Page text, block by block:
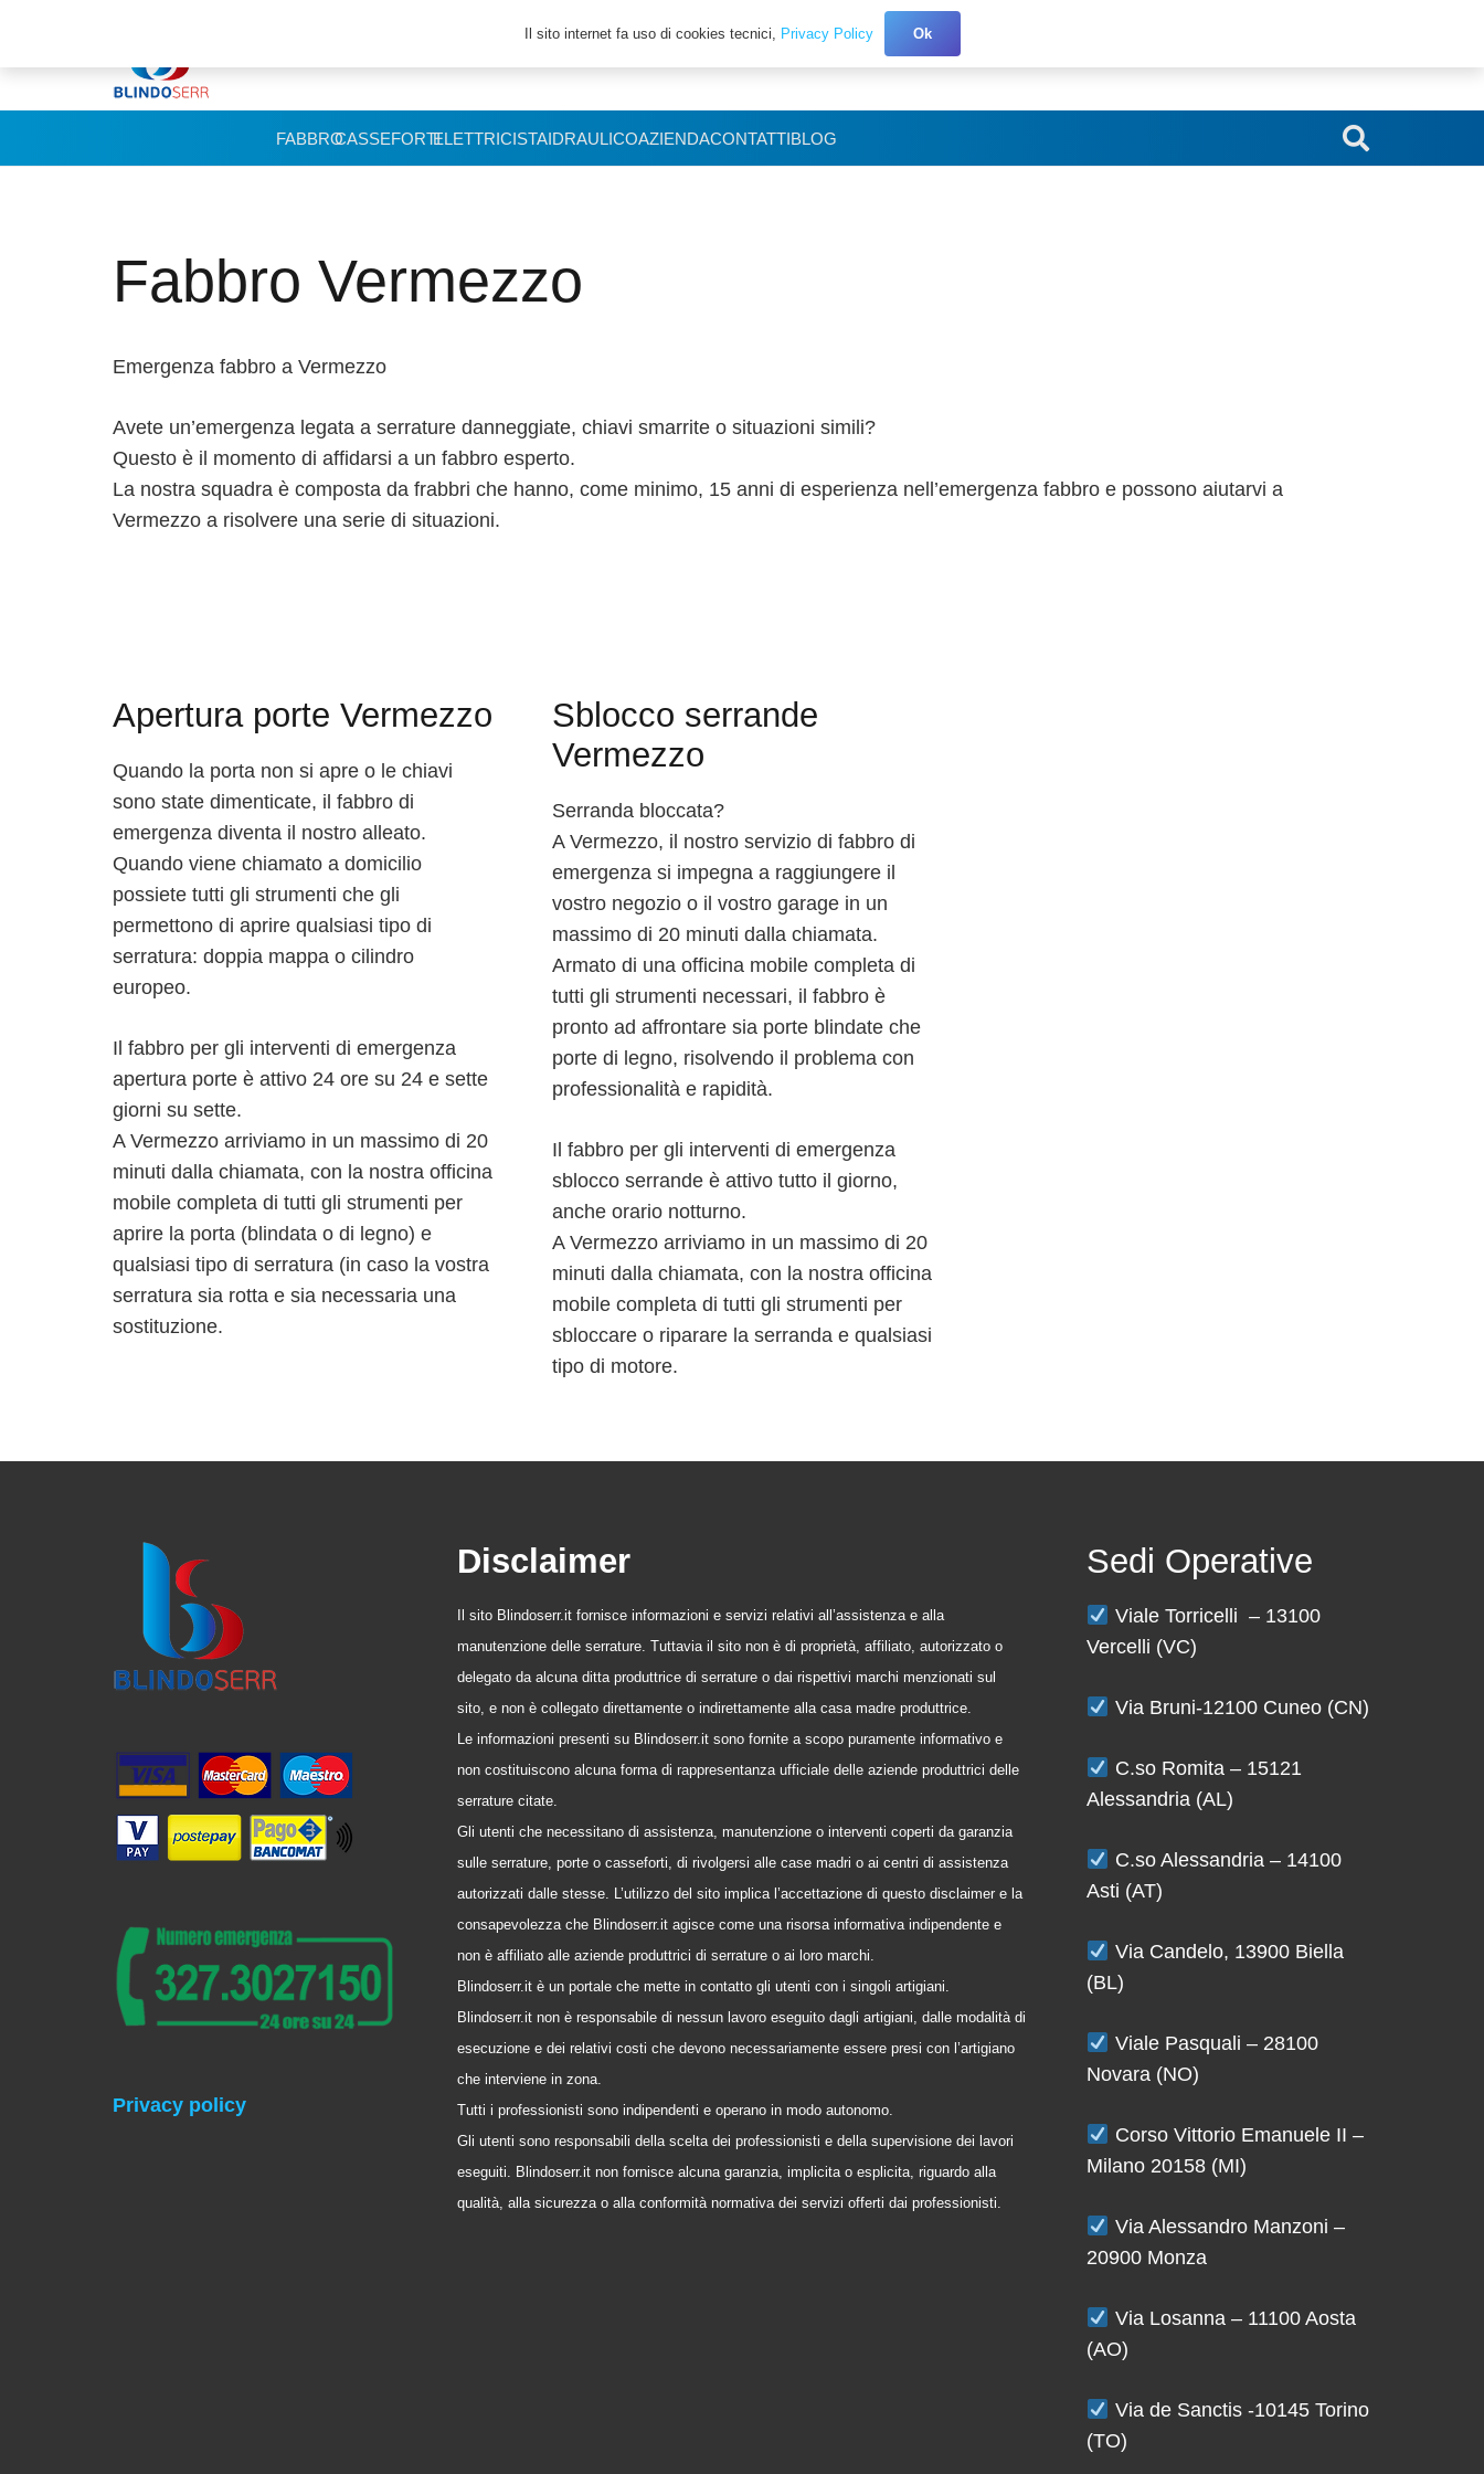
+39 327.3027150
FABBROCASSEFORTIELETTRICISTAIDRAULICOAZIENDACONTATTIBLOG
Fabbro Vermezzo
Emergenza fabbro a Vermezzo
Avete un’emergenza legata a serrature danneggiate, chiavi smarrite o situazioni simili?
Questo è il momento di affidarsi a un fabbro esperto.
La nostra squadra è composta da frabbri che hanno, come minimo, 15 anni di esperienza nell’emergenza fabbro e possono aiutarvi a
Vermezzo a risolvere una serie di situazioni.
Apertura porte Vermezzo
Quando la porta non si apre o le chiavi
sono state dimenticate, il fabbro di
emergenza diventa il nostro alleato.
Quando viene chiamato a domicilio
possiete tutti gli strumenti che gli
permettono di aprire qualsiasi tipo di
serratura: doppia mappa o cilindro
europeo.
Il fabbro per gli interventi di emergenza
apertura porte è attivo 24 ore su 24 e sette
giorni su sette.
A Vermezzo arriviamo in un massimo di 20
minuti dalla chiamata, con la nostra officina
mobile completa di tutti gli strumenti per
aprire la porta (blindata o di legno) e
qualsiasi tipo di serratura (in caso la vostra
serratura sia rotta e sia necessaria una
sostituzione.
Sblocco serrande
Vermezzo
Serranda bloccata?
A Vermezzo, il nostro servizio di fabbro di
emergenza si impegna a raggiungere il
vostro negozio o il vostro garage in un
massimo di 20 minuti dalla chiamata.
Armato di una officina mobile completa di
tutti gli strumenti necessari, il fabbro è
pronto ad affrontare sia porte blindate che
porte di legno, risolvendo il problema con
professionalità e rapidità.
Il fabbro per gli interventi di emergenza
sblocco serrande è attivo tutto il giorno,
anche orario notturno.
A Vermezzo arriviamo in un massimo di 20
minuti dalla chiamata, con la nostra officina
mobile completa di tutti gli strumenti per
sbloccare o riparare la serranda e qualsiasi
tipo di motore.
Privacy policy
Disclaimer
Il sito Blindoserr.it fornisce informazioni e servizi relativi all’assistenza e alla
manutenzione delle serrature. Tuttavia il sito non è di proprietà, affiliato, autorizzato o
delegato da alcuna ditta produttrice di serrature o dai rispettivi marchi menzionati sul
sito, e non è collegato direttamente o indirettamente alla casa madre produttrice.
Le informazioni presenti su Blindoserr.it sono fornite a scopo puramente informativo e
non costituiscono alcuna forma di rappresentanza ufficiale delle aziende produttrici delle
serrature citate.
Gli utenti che necessitano di assistenza, manutenzione o interventi coperti da garanzia
sulle serrature, porte o casseforti, di rivolgersi alle case madri o ai centri di assistenza
autorizzati dalle stesse. L’utilizzo del sito implica l’accettazione di questo disclaimer e la
consapevolezza che Blindoserr.it agisce come una risorsa informativa indipendente e
non è affiliato alle aziende produttrici di serrature o ai loro marchi.
Blindoserr.it è un portale che mette in contatto gli utenti con i singoli artigiani.
Blindoserr.it non è responsabile di nessun lavoro eseguito dagli artigiani, dalle modalità di
esecuzione e dei relativi costi che devono necessariamente essere presi con l’artigiano
che interviene in zona.
Tutti i professionisti sono indipendenti e operano in modo autonomo.
Gli utenti sono responsabili della scelta dei professionisti e della supervisione dei lavori
eseguiti. Blindoserr.it non fornisce alcuna garanzia, implicita o esplicita, riguardo alla
qualità, alla sicurezza o alla conformità normativa dei servizi offerti dai professionisti.
Sedi Operative
Viale Torricelli – 13100
Vercelli (VC)
Via Bruni-12100 Cuneo (CN)
C.so Romita – 15121
Alessandria (AL)
C.so Alessandria – 14100
Asti (AT)
Via Candelo, 13900 Biella
(BL)
Viale Pasquali – 28100
Novara (NO)
Corso Vittorio Emanuele II –
Milano 20158 (MI)
Via Alessandro Manzoni –
20900 Monza
Via Losanna – 11100 Aosta
(AO)
Via de Sanctis -10145 Torino
(TO)
Il sito internet fa uso di cookies tecnici, Privacy Policy Ok